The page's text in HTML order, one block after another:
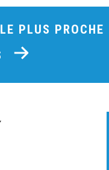
PLUS PROCHE